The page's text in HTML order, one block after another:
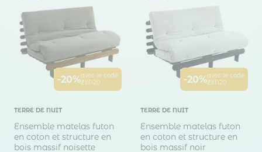
-20%avec le code
ZEN20
TERRE DE NUIT
Ensemble matelas futon
en coton et structure en
bois massif noisette
-20%avec le code
ZEN20
TERRE DE NUIT
Ensemble matelas futon
en coton et structure en
bois massif noir